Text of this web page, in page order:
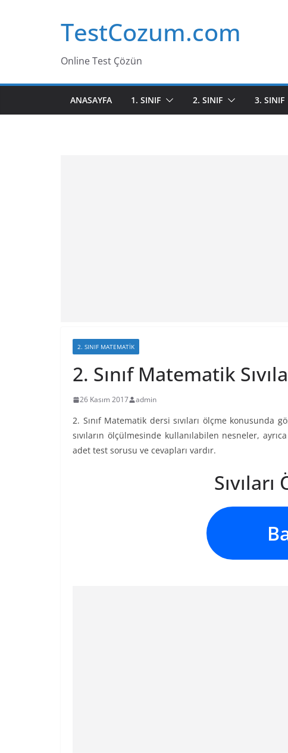
TestCozum.com
Online Test Çözün
ANASAYFA 1. SINIF 2. SINIF 3. SINIF
2. SINIF MATEMATIK
2. Sınıf Matematik
26 Kasım 2017 admin
2. Sınıf Matematik dersi sıvıları ölçme konusunda
sıvıların ölçülmesinde kullanılabilen nesneler,
adet test sorusu ve cevapları vardır.